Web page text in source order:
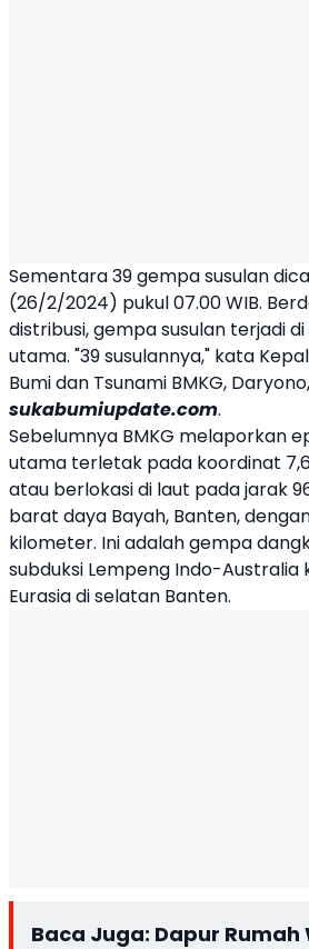
Sementara 39 gempa susulan
(26/2/2024) pukul 07.00 WIB.
distribusi, gempa susulan terjadi
utama. "39 susulannya," kata
Bumi dan Tsunami BMKG,
sukabumiupdate.com.
Sebelumnya BMKG melaporkan
utama terletak pada koordinat
atau berlokasi di laut pada jarak
barat daya Bayah, Banten,
kilometer. Ini adalah gempa
subduksi Lempeng Indo-Australia
Eurasia di selatan Banten.
Baca Juga: Dapur Rumah